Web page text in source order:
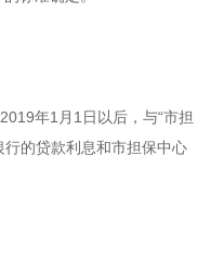
年1月1日以后，与“市担
的贷款利息和市担保中心